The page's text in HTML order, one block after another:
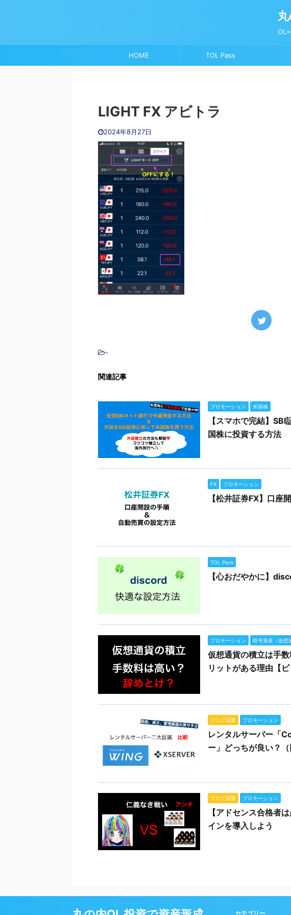
HOME TOL Pass
LIGHT FX アビトラ
2024年8月27日
-
関連記事
プロモーション 米国株
【スマホで完結】
国株に投資する方法
FX プロモーション
【松井証券FX】口座
TOL Pass
【心おだやかに】
プロモーション 暗号資産（仮想
仮想通貨の積立は手
リットがある理由【ビ
ブログ副業 プロモーション
レンタルサーバー「
ー」どっちが良い？（
ブログ副業 プロモーション
【アドセンス合格者
インを導入しよう
カテゴリー